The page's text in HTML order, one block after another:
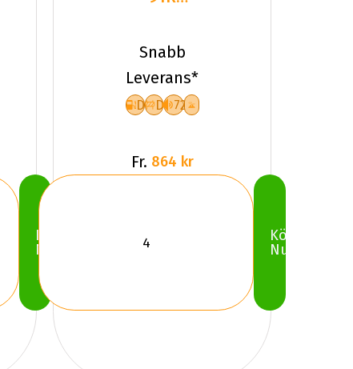
Köp
Nu
PL01 XL
Friktion
2025
Snabb
Leverans*
D D 72
Fr. 864 kr
Köp
Nu